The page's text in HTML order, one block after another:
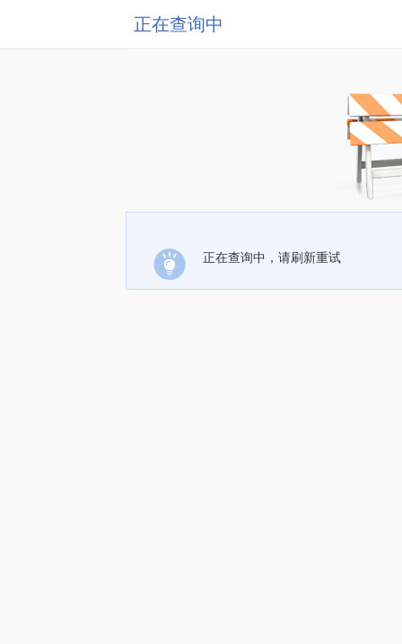
正在查询中
正在查询中，请刷新重试